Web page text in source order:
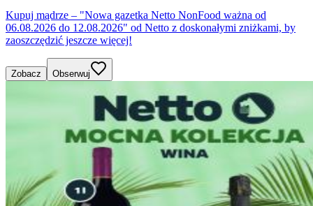
Kupuj mądrze – "Nowa gazetka Netto NonFood ważna od
06.08.2026 do 12.08.2026" od Netto z doskonałymi zniżkami, by
zaoszczędzić jeszcze więcej!
Zobacz Obserwuj